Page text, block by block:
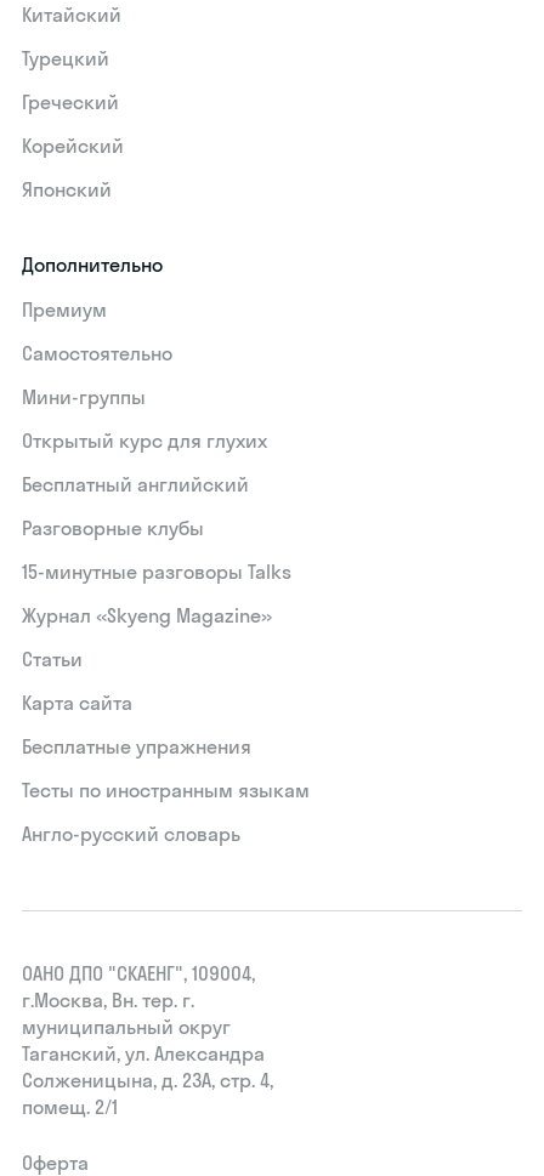
Китайский
Турецкий
Греческий
Корейский
Японский
Дополнительно
Премиум
Самостоятельно
Мини-группы
Открытый курс для глухих
Бесплатный английский
Разговорные клубы
15‑минутные разговоры Talks
Журнал «Skyeng Magazine»
Статьи
Карта сайта
Бесплатные упражнения
Тесты по иностранным языкам
Англо-русский словарь
ОАНО ДПО "СКАЕНГ", 109004,
г.Москва, Вн. тер. г.
муниципальный округ
Таганский, ул. Александра
Солженицына, д. 23А, стр. 4,
помещ. 2/1
Оферта